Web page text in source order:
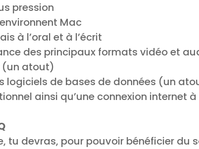
pression
Mac
à l’oral et à l’écrit
des principaux formats vidéo et
(un atout)
logiciels de bases de données (un
ainsi qu’une connexion internet
tu devras, pour pouvoir bénéficier du